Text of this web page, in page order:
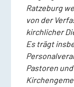
Ratzeburg
von der
kirchlicher
Es trägt
Pastoren